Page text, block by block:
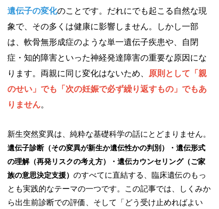
遺伝子の変化のことです。だれにでも起こる自然な現
象で、その多くは健康に影響しません。しかし一部
は、軟骨無形成症のような単一遺伝子疾患や、自閉
症・知的障害といった神経発達障害の重要な原因にな
ります。両親に同じ変化はないため、 原則として「親
のせい」でも「次の妊娠で必ず繰り返すもの」でもあ
りません。
新生突然変異は、純粋な基礎科学の話にとどまりません。
遺伝子診断（その変異が新生か遺伝性かの判別）・遺伝形式
の理解（再発リスクの考え方）・遺伝カウンセリング（ご家
族の意思決定支援） のすべてに直結する、臨床遺伝のもっ
とも実践的なテーマの一つです。この記事では、しくみか
ら出生前診断での評価、そして「どう受け止めればよい